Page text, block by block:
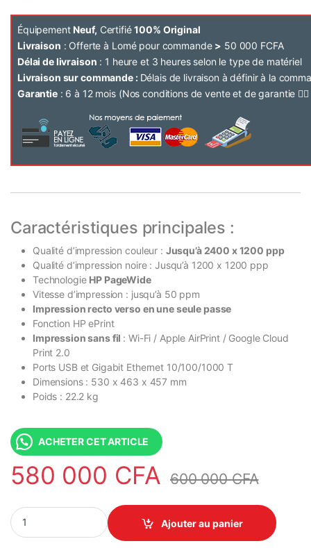
Équipement Neuf, Certifié100% Original
Livraison : Offerte à Lomé pour commande > 50 000 FCFA
Délai de livraison : 1 heure et 3 heures selon le type de matériel
Livraison sur commande : Délais de livraison à définir à la
Garantie: 6 à 12 mois (Nos conditions de vente et de garantie 👉🏽
Caractéristiques principales :
Qualité d’impression couleur : Jusqu’à 2400 x 1200 ppp
Qualité d’impression noire : Jusqu’à 1200 x 1200 ppp
Technologie HP PageWide
Vitesse d’impression : jusqu’à 50 ppm
Impression recto verso en une seule passe
Fonction HP ePrint
Impression sans fil : Wi-Fi / Apple AirPrint / Google Cloud
Print 2.0
Ports USB et Gigabit Ethernet 10/100/1000 T
Dimensions : 530 x 463 x 457 mm
Poids : 22.2 kg
ACHETER CET ARTICLE
580 000 CFA 600 000CFA
HP PageWide Enterprise 556dn Recto-verso automatique (Wi-
Ajouter au panier